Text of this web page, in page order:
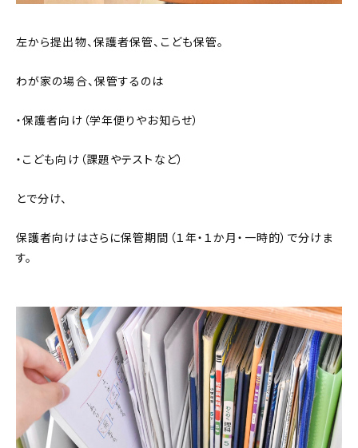
左から提出物、保護者保管、こども保管。
わが家の場合、保管するのは
・保護者向け（学年便りやお知らせ）
・こども向け（課題やテストなど）
とで分け、
保護者向けはさらに保管期間（１年・１か月・一時的）で分けま
す。